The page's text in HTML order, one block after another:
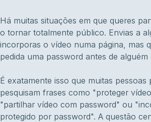
Há muitas situações em que queres
o tornar totalmente público. Envias a
incorporas o vídeo numa página, mas
pedida uma password antes de alguém
É exatamente isso que muitas
pesquisam frases como "proteger
"partilhar vídeo com password" ou
protegido por password". A questão